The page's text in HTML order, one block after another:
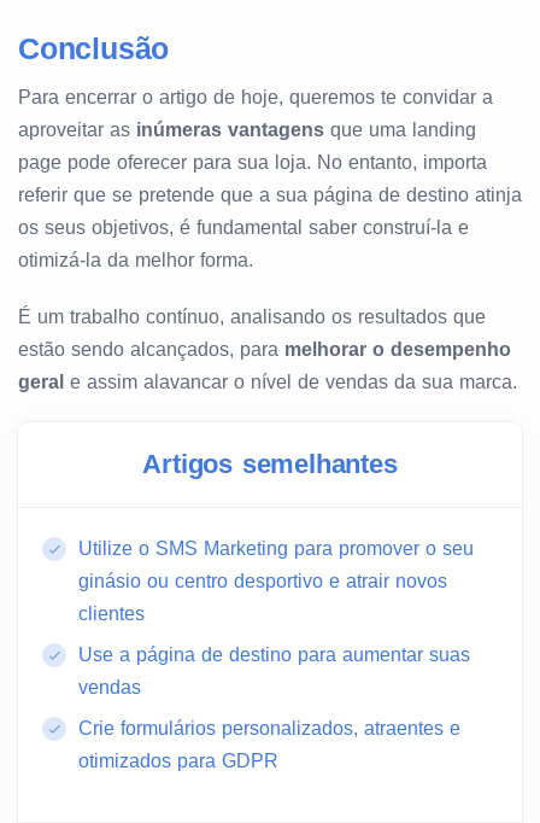
Conclusão
Para encerrar o artigo de hoje, queremos te convidar a
aproveitar as inúmeras vantagens que uma landing
page pode oferecer para sua loja. No entanto, importa
referir que se pretende que a sua página de destino atinja
os seus objetivos, é fundamental saber construí-la e
otimizá-la da melhor forma.
É um trabalho contínuo, analisando os resultados que
estão sendo alcançados, para melhorar o desempenho
geral e assim alavancar o nível de vendas da sua marca.
Artigos semelhantes
Utilize o SMS Marketing para promover o seu
ginásio ou centro desportivo e atrair novos
clientes
Use a página de destino para aumentar suas
vendas
Crie formulários personalizados, atraentes e
otimizados para GDPR